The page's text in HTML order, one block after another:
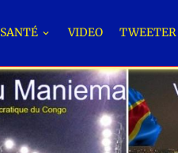
SANTÉ VIDEO TWEETER